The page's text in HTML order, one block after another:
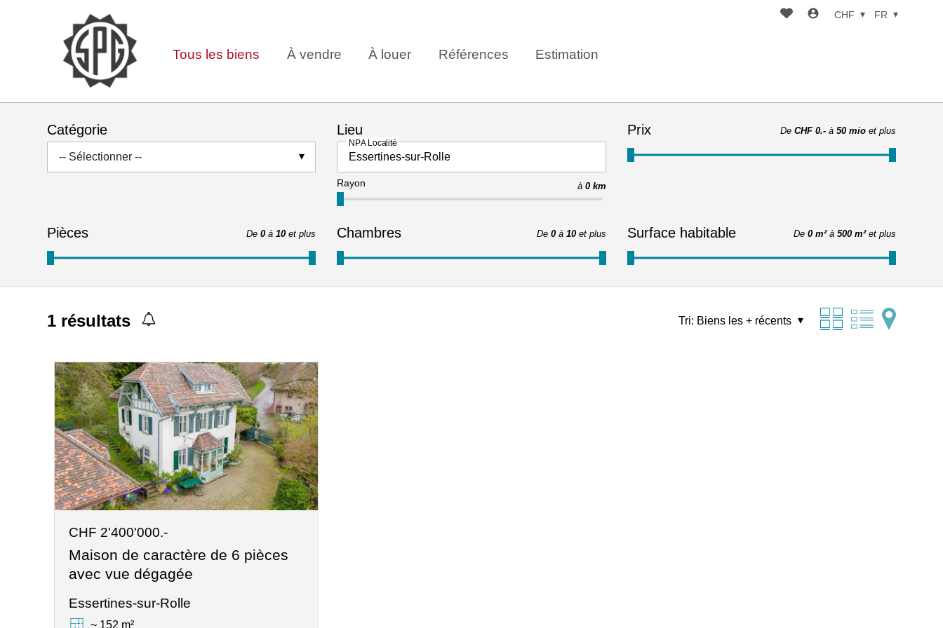
Tous les biens À vendre À louer Références Estimation
CHF FR
Catégorie
-- Sélectionner --
Lieu
NPA Localité
Rayon à 0 km
Prix De CHF 0.- à 50 mio et plus
Pièces De 0 à 10 et plus Chambres De 0 à 10 et plus Surface habitable De 0 m² à 500 m² et plus
1 résultats Tri: Biens les + récents
CHF 2'400'000.-
Maison de caractère de 6 pièces
avec vue dégagée
Essertines-sur-Rolle
~ 152 m²